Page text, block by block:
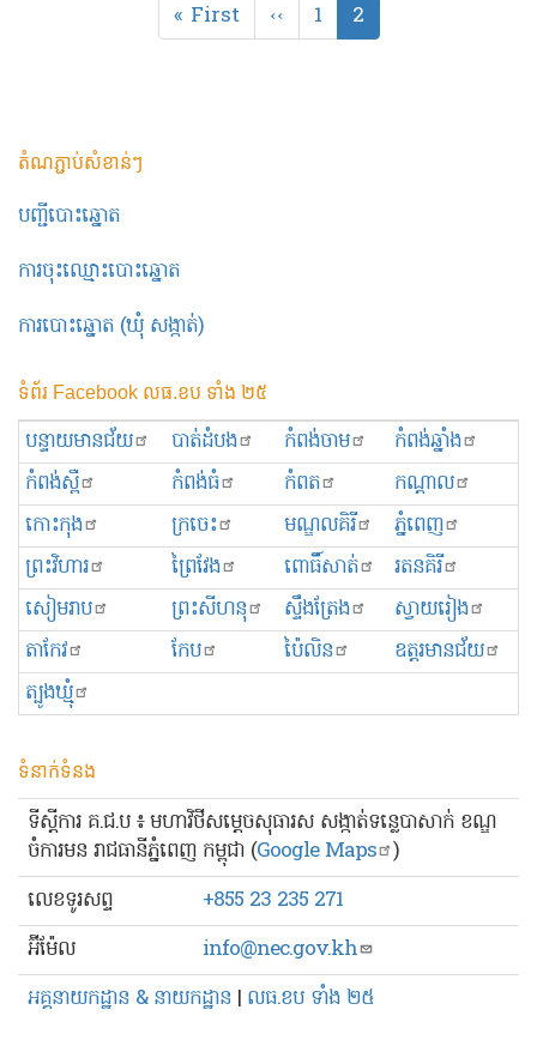
First
page
« First
Previous
page
‹‹ Page
1
Current
page
2
តំណភ្ជាប់សំខាន់ៗ
បញ្ជីបោះឆ្នោត
ការចុះឈ្មោះបោះឆ្នោត
ការបោះឆ្នោត (ឃុំ សង្កាត់)
ទំព័រ Facebook លធ.ខប ទាំង ២៥
បន្ទាយមានជ័យ បាត់ដំបង កំពង់ចាម
កំពង់ឆ្នាំង
កំពង់ស្ពឺ
កំពង់ធំ កំពត
កណ្ដាល
កោះកុង
ក្រចេះ មណ្ឌលគិរី
ភ្នំពេញ
ព្រះ​វិហារ
ព្រៃវែង ពោធិ៍សាត់
រតនគិរី
សៀមរាប
ព្រះសីហនុ ស្ទឹងត្រែង
ស្វាយរៀង
តាកែវ
កែប ប៉ៃលិន
ឧត្ដរមានជ័យ
ត្បូងឃ្មុំ
ទំនាក់ទំនង
ទីស្ដីការ គ.ជ.ប ៖ មហាវិថីសម្ដេចសុធារស សង្កាត់ទន្លេបាសាក់ ខណ្ឌ
ចំការមន រាជធានីភ្នំពេញ កម្ពុជា (Google Maps )
លេខ​ទូរសព្ទ
+855 23 235 271
អ៊ីម៉ែល
info@nec.gov.kh
អគ្គនាយកដ្ឋាន & នាយកដ្ឋាន | លធ.ខប ទាំង ២៥